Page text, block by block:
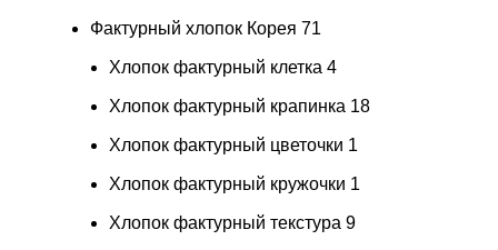
Фактурный хлопок Корея 71
Хлопок фактурный клетка 4
Хлопок фактурный крапинка 18
Хлопок фактурный цветочки 1
Хлопок фактурный кружочки 1
Хлопок фактурный текстура 9